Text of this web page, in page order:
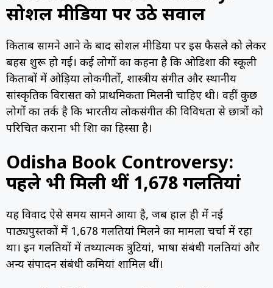
सोशल मीडिया पर उठे सवाल
किताब सामने आने के बाद सोशल मीडिया पर इस फैसले को लेकर
बहस शुरू हो गई। कई लोगों का कहना है कि ओडिशा की स्कूली
किताबों में ओड़िया लोकगीतों, शास्त्रीय संगीत और स्थानीय
सांस्कृतिक विरासत को प्राथमिकता मिलनी चाहिए थी। वहीं कुछ
लोगों का तर्क है कि भारतीय लोकसंगीत की विविधता से छात्रों को
परिचित कराना भी शिक्षा का हिस्सा है।
Odisha Book Controversy:
पहले भी मिली थीं 1,678 गलतियां
यह विवाद ऐसे समय सामने आया है, जब हाल ही में नई
पाठ्यपुस्तकों में 1,678 गलतियां मिलने का मामला चर्चा में रहा
था। इन गलतियों में तथ्यात्मक त्रुटियां, भाषा संबंधी गलतियां और
अन्य संपादन संबंधी कमियां शामिल थीं।